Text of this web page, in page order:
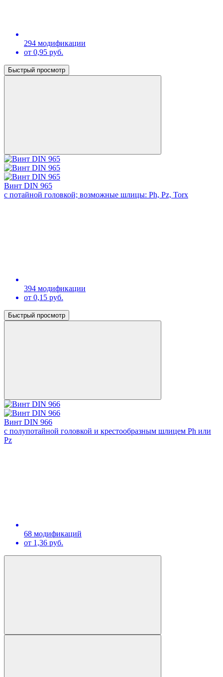
294 модификации
от 0,95 руб.
Быстрый просмотр
Винт DIN 965
с потайной головкой; возможные шлицы: Ph, Pz, Torx
394 модификации
от 0,15 руб.
Быстрый просмотр
Винт DIN 966
с полупотайной головкой и крестообразным шлицем Ph или
Pz
68 модификаций
от 1,36 руб.